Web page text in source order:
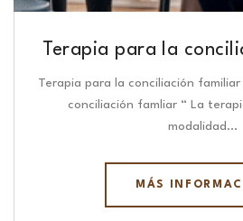
Terapia para la
Terapia para la conciliación
conciliación famliar “ La
modalidad…
MÁS